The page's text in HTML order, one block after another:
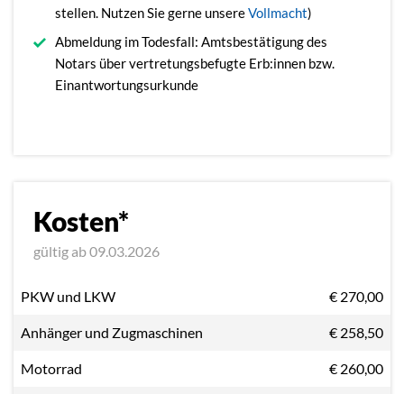
stellen. Nutzen Sie gerne unsereVollmacht)
Abmeldung im Todesfall: Amtsbestätigung des
Notars über vertretungsbefugte Erb:innen bzw.
Einantwortungsurkunde
Kosten*
gültig ab 09.03.2026
PKW und LKW € 270,00
Anhänger und Zugmaschinen € 258,50
Motorrad € 260,00